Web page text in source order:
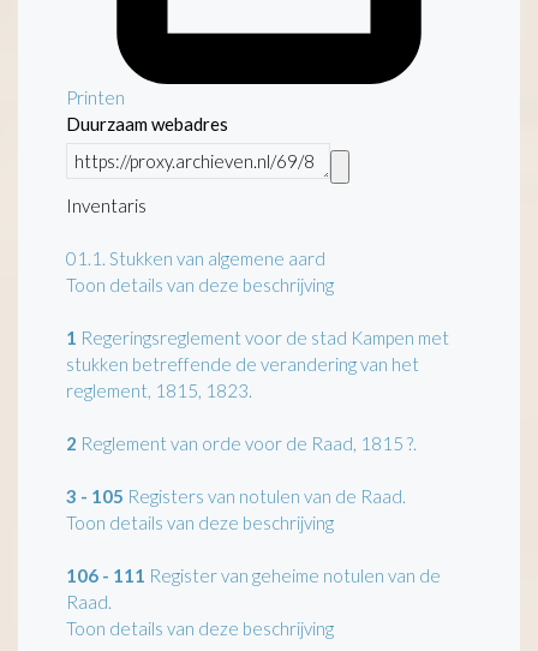
Printen
Duurzaam webadres
Inventaris
01.1. Stukken van algemene aard
Toon details van deze beschrijving
1 Regeringsreglement voor de stad Kampen met
stukken betreffende de verandering van het
reglement, 1815, 1823.
2 Reglement van orde voor de Raad, 1815 ?.
3 - 105 Registers van notulen van de Raad.
Toon details van deze beschrijving
106 - 111 Register van geheime notulen van de
Raad.
Toon details van deze beschrijving